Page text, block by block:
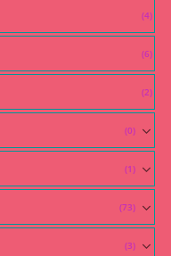
(4)
(6)
(2)
(0)
(1)
(73)
(3)